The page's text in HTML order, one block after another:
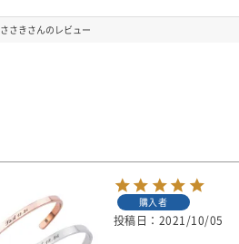
ささきさんのレビュー
購入者
投稿日 2021/10/05